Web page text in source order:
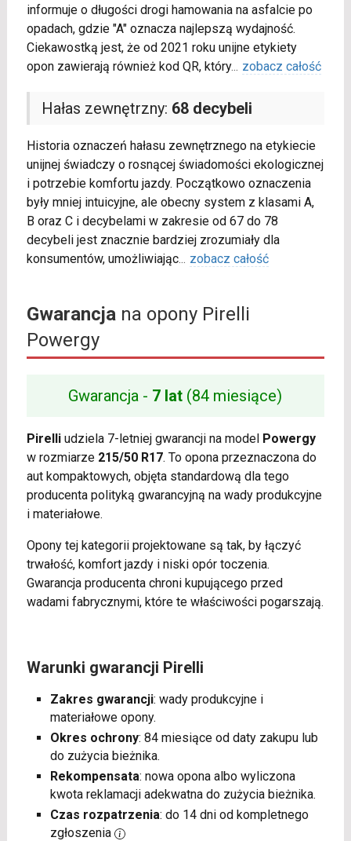
informuje o długości drogi hamowania na asfalcie po
opadach, gdzie "A" oznacza najlepszą wydajność.
Ciekawostką jest, że od 2021 roku unijne etykiety
opon zawierają również kod QR, który... zobacz całość
Hałas zewnętrzny: 68 decybeli
Historia oznaczeń hałasu zewnętrznego na etykiecie
unijnej świadczy o rosnącej świadomości ekologicznej
i potrzebie komfortu jazdy. Początkowo oznaczenia
były mniej intuicyjne, ale obecny system z klasami A,
B oraz C i decybelami w zakresie od 67 do 78
decybeli jest znacznie bardziej zrozumiały dla
konsumentów, umożliwiając... zobacz całość
Gwarancjana opony Pirelli
Powergy
Gwarancja - 7 lat (84 miesiące)
Pirelliudziela 7-letniej gwarancji na model Powergy
w rozmiarze 215/50 R17. To opona przeznaczona do
aut kompaktowych, objęta standardową dla tego
producenta polityką gwarancyjną na wady produkcyjne
i materiałowe.
Opony tej kategorii projektowane są tak, by łączyć
trwałość, komfort jazdy i niski opór toczenia.
Gwarancja producenta chroni kupującego przed
wadami fabrycznymi, które te właściwości pogarszają.
Warunki gwarancji Pirelli
Zakres gwarancji: wady produkcyjne i
materiałowe opony.
Okres ochrony: 84 miesiące od daty zakupu lub
do zużycia bieżnika.
Rekompensata: nowa opona albo wyliczona
kwota reklamacji adekwatna do zużycia bieżnika.
Czas rozpatrzenia: do 14 dni od kompletnego
zgłoszenia